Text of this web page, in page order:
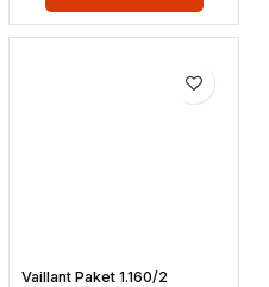
Vaillant Paket 1.160/2